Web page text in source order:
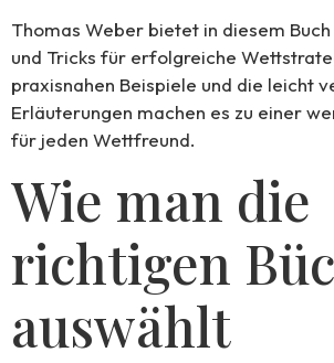
Thomas Weber bietet in diesem
und Tricks für erfolgreiche
praxisnahen Beispiele und die leicht
Erläuterungen machen es zu einer
für jeden Wettfreund.
Wie man die
richtigen
auswählt